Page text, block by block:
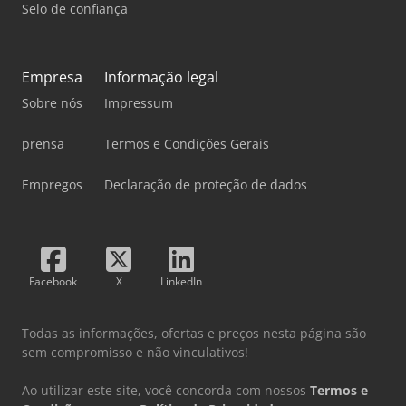
Selo de confiança
Empresa
Sobre nós
prensa
Empregos
Informação legal
Impressum
Termos e Condições Gerais
Declaração de proteção de dados
Facebook X LinkedIn
Todas as informações, ofertas e preços nesta página são
sem compromisso e não vinculativos!
Ao utilizar este site, você concorda com nossos Termos e